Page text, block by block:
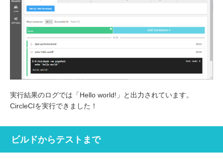
実行結果のログでは「Hello world!」と出力されています。
CircleCIを実行できました！
ビルドからテストまで